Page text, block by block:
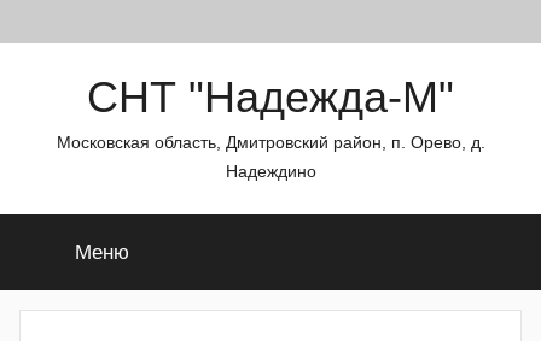
СНТ "Надежда-М"
Московская область, Дмитровский район, п. Орево, д.
Надеждино
Меню